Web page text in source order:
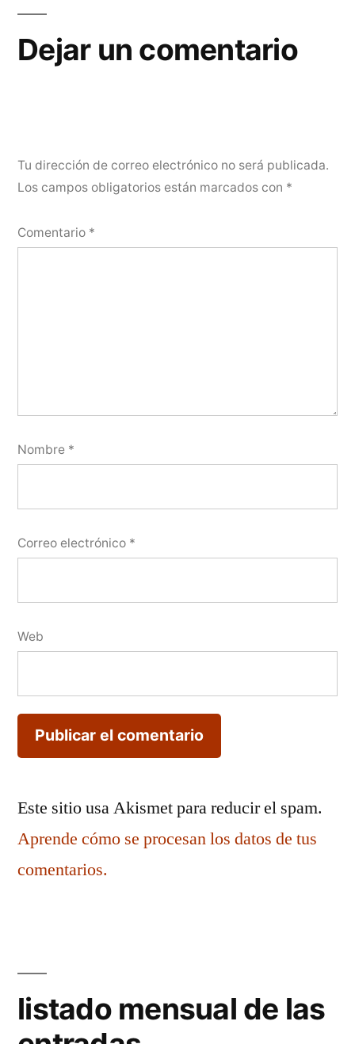
entradas
Dejar un comentario
Tu dirección de correo electrónico no será publicada.
Los campos obligatorios están marcados con *
Comentario *
Nombre *
Correo electrónico *
Web
Este sitio usa Akismet para reducir el spam.
Aprende cómo se procesan los datos de tus
comentarios.
listado mensual de las